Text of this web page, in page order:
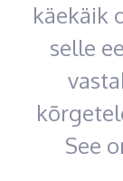
käekäik
selle
See